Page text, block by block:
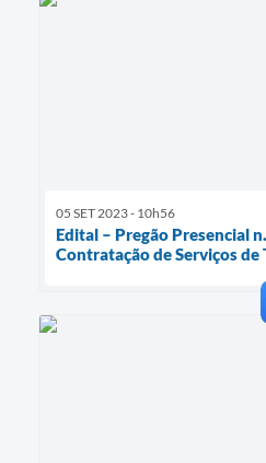
05 SET 2023 - 10h56
Edital – Pregão Presencial
Contratação de Serviços de